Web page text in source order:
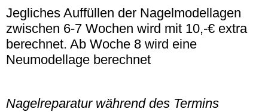
Jegliches Auffüllen der Nagelmodellagen
zwischen 6-7 Wochen wird mit 10,-€ extra
berechnet. Ab Woche 8 wird eine
Neumodellage berechnet
Nagelreparatur während des Termins